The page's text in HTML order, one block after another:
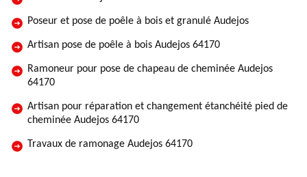
Poseur et pose de poêle à bois et granulé Audejos
Artisan pose de poêle à bois Audejos 64170
Ramoneur pour pose de chapeau de cheminée Audejos
64170
Artisan pour réparation et changement étanchéité pied de
cheminée Audejos 64170
Travaux de ramonage Audejos 64170